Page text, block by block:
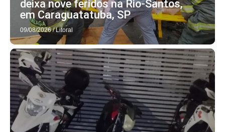
deixa nove feridos na Rio-Santos,
em Caraguatatuba, SP
09/08/2026 / Litoral